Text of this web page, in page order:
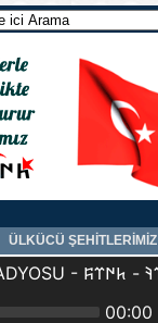
ÜLKÜCÜ ŞEHİTLERİMİZ